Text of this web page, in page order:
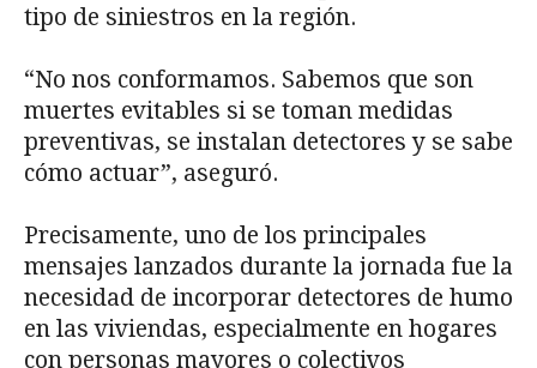
tipo de siniestros en la región.
“No nos conformamos. Sabemos que son
muertes evitables si se toman medidas
preventivas, se instalan detectores y se sabe
cómo actuar”, aseguró.
Precisamente, uno de los principales
mensajes lanzados durante la jornada fue la
necesidad de incorporar detectores de humo
en las viviendas, especialmente en hogares
con personas mayores o colectivos